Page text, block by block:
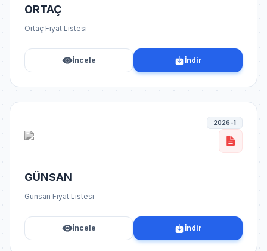
ORTAÇ
Ortaç Fiyat Listesi
İncele İndir
2026-1
GÜNSAN
Günsan Fiyat Listesi
İncele İndir